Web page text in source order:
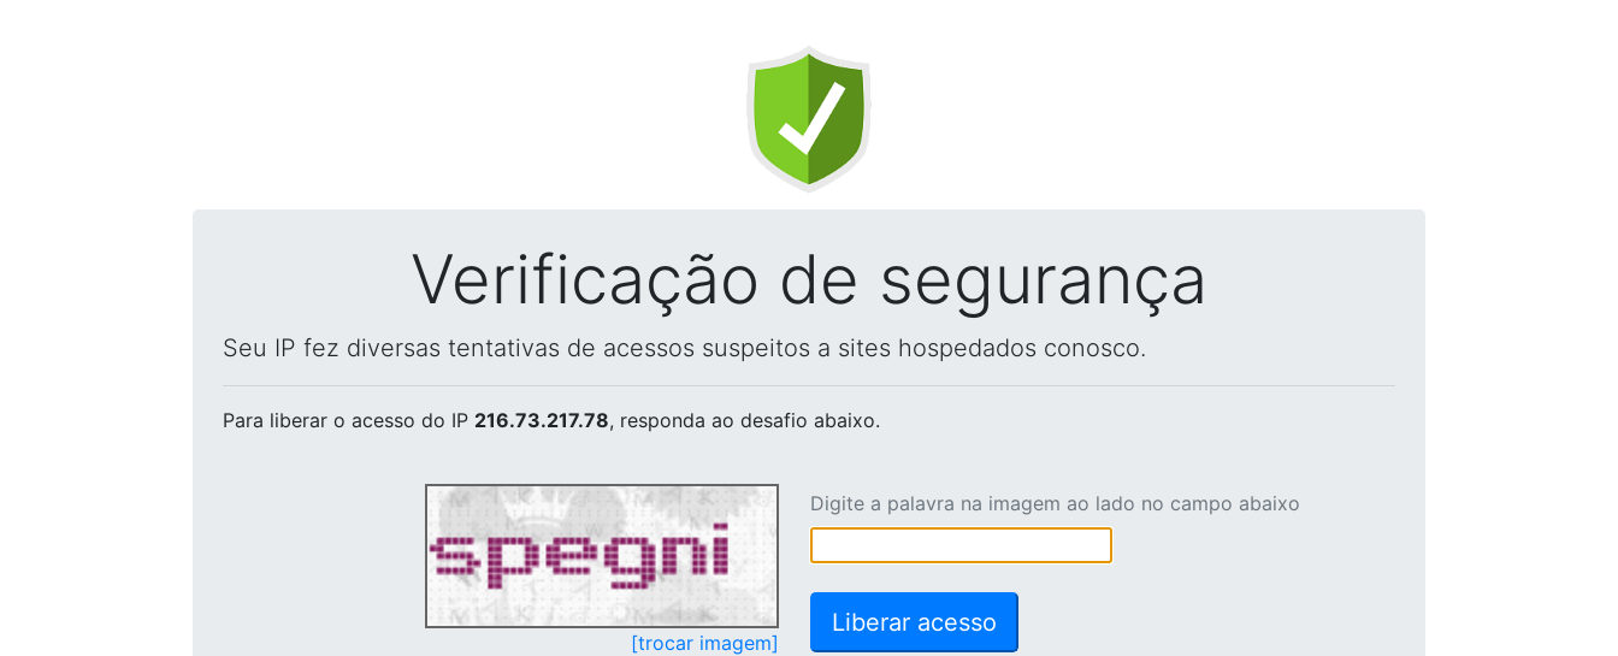
Verificação de segurança
Seu IP fez diversas tentativas de acessos suspeitos a sites hospedados conosco.
Para liberar o acesso do IP 216.73.217.78, responda ao desafio abaixo.
[trocar imagem]
Digite a palavra na imagem ao lado no campo abaixo